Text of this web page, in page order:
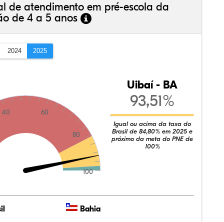
de atendimento em pré-escola da
de 4 a 5 anos
2024 2025
40 60
80
100
Uibaí - BA
93,51%
Igual ou acima da taxa do
Brasil de 84,80% em 2025 e
próximo da meta do PNE de
100%
Bahia